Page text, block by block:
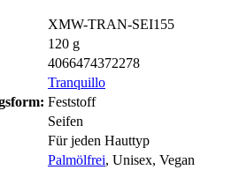
XMW-TRAN-SEI155
120 g
4066474372278
Tranquillo
Feststoff
Seifen
Für jeden Hauttyp
Palmölfrei, Unisex, Vegan